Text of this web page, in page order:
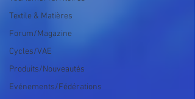
Textile & Matières
Forum/Magazine
Cycles/VAE
Produits/Nouveautés
Evénements/Fédérations